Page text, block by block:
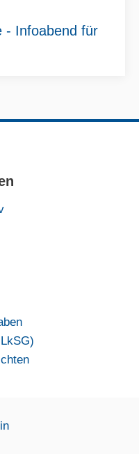
- Infoabend für
Tür
- Wie
Notfall
unser KMG
20.